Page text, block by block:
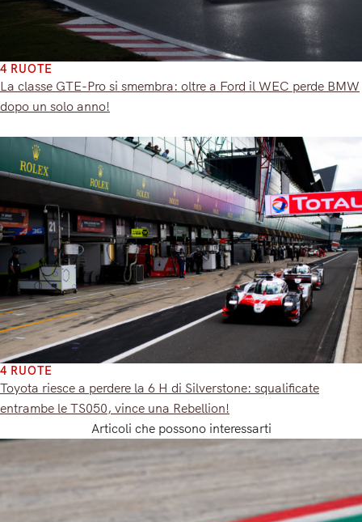
4 RUOTE
La classe GTE-Pro si smembra: oltre a Ford il WEC perde BMW
dopo un solo anno!
4 RUOTE
Toyota riesce a perdere la 6 H di Silverstone: squalificate
entrambe le TS050, vince una Rebellion!
Articoli che possono interessarti